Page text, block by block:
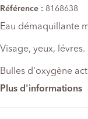
Référence : 8168638
Eau démaquillante
Visage, yeux, lévres.
Bulles d'oxygène
Plus d'informations